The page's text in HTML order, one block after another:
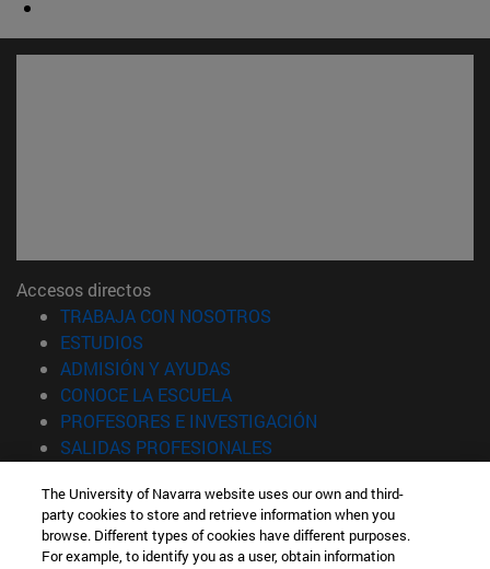
Accesos directos
TRABAJA CON NOSOTROS
ESTUDIOS
ADMISIÓN Y AYUDAS
CONOCE LA ESCUELA(abre en nueva ventana)
PROFESORES E INVESTIGACIÓN
SALIDAS PROFESIONALES
Información
TFNO +34 943 21 98 77
The University of Navarra website uses our own and third-
party cookies to store and retrieve information when you
browse. Different types of cookies have different purposes.
For example, to identify you as a user, obtain information